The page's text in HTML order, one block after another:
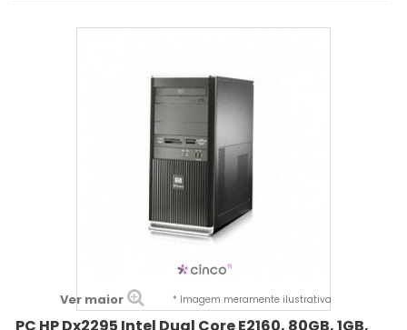
Ver maior * Imagem meramente ilustrativa
PC HP Dx2295 Intel Dual Core E2160, 80GB, 1GB,